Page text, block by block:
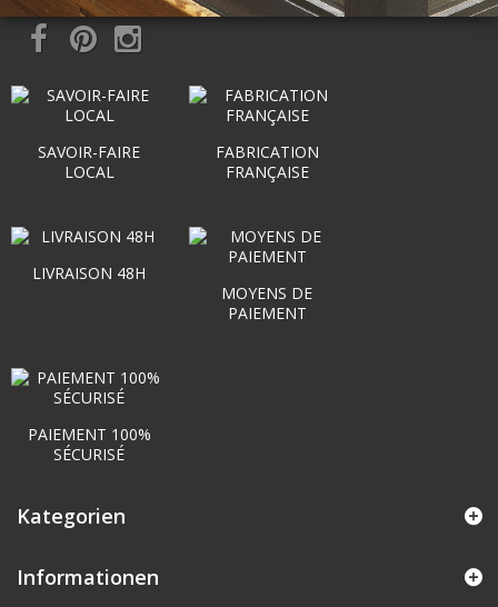
SAVOIR-FAIRE
LOCAL
FABRICATION
FRANÇAISE
LIVRAISON 48H
MOYENS DE
PAIEMENT
PAIEMENT 100%
SÉCURISÉ
Kategorien
Informationen